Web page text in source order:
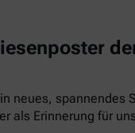
neues, spannendes
als Erinnerung für